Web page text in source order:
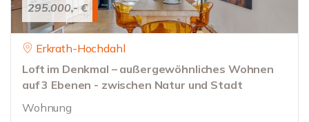
295.000,- €
Erkrath-Hochdahl
Loft im Denkmal – außergewöhnliches Wohnen
auf 3 Ebenen - zwischen Natur und Stadt
Wohnung